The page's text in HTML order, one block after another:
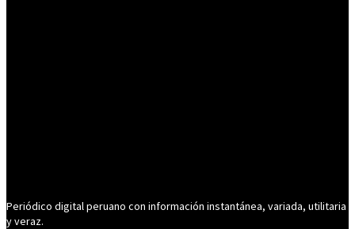
Periódico digital peruano con información instantánea, variada, utilitaria
y veraz.